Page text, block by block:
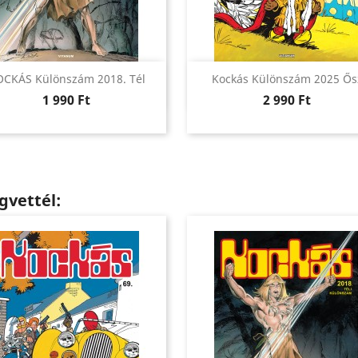
Különszám 2018. Tél
Ár
1 990 Ft
Előnézet Kockás Különszám 2025
Ár
2 990 Ft
Előnézet